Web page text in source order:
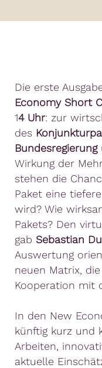
Die erste
Economy Short
14 Uhr: zur
des
Bundesregierung
Wirkung der
stehen die
Paket eine
wird? Wie
Pakets? Den
gab Sebastian
Auswertung
neuen Matrix,
Kooperation mit
In den New
künftig kurz und
Arbeiten,
aktuelle